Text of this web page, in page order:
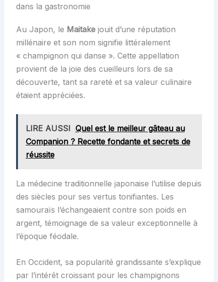
dans la gastronomie
Au Japon, le Maitakejouit d’une réputation
millénaire et son nom signifie littéralement
« champignon qui danse ». Cette appellation
provient de la joie des cueilleurs lors de sa
découverte, tant sa rareté et sa valeur culinaire
étaient appréciées.
LIRE AUSSI Quel est le meilleur gâteau au
Companion ? Recette fondante et secrets de
réussite
La médecine traditionnelle japonaise l’utilise depuis
des siècles pour ses vertus tonifiantes. Les
samouraïs l’échangeaient contre son poids en
argent, témoignage de sa valeur exceptionnelle à
l’époque féodale.
En Occident, sa popularité grandissante s’explique
par l’intérêt croissant pour les champignons